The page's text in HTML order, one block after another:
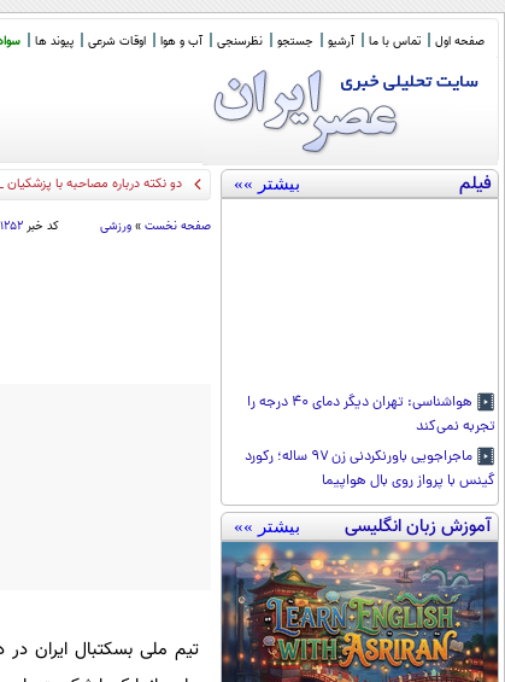
صفحه اول تماس با ما آرشیو جستجو نظرسنجی آب و هوا اوقات شرعی پیوند ها
فیلم بیشتر »»
هواشناسی: تهران دیگر دمای ۴۰ درجه را
تجربه نمی‌کند
ماجراجویی باورنکردنی زن ۹۷ ساله؛ رکورد
گینس با پرواز روی بال هواپیما
آموزش زبان انگلیسی بیشتر »»
دو نکته درباره مصاحبه با پزشکیان
صفحه نخست » ورزشی کد خبر
تیم ملی بسکتبال ایران در